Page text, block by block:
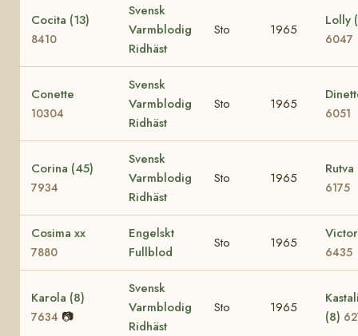
Cocita (13)
8410
Svensk
Varmblodig
Ridhäst
Sto 1965
Lolly
6047
Conette
10304
Svensk
Varmblodig
Ridhäst
Sto 1965
6051
Corina (45)
7934
Svensk
Varmblodig
Ridhäst
Sto 1965
6175
Cosima xx
7880
Engelskt
Fullblod
Sto 1965
6435
Karola (8)
7634 📷
Svensk
Varmblodig
Ridhäst
Sto 1965
(8)